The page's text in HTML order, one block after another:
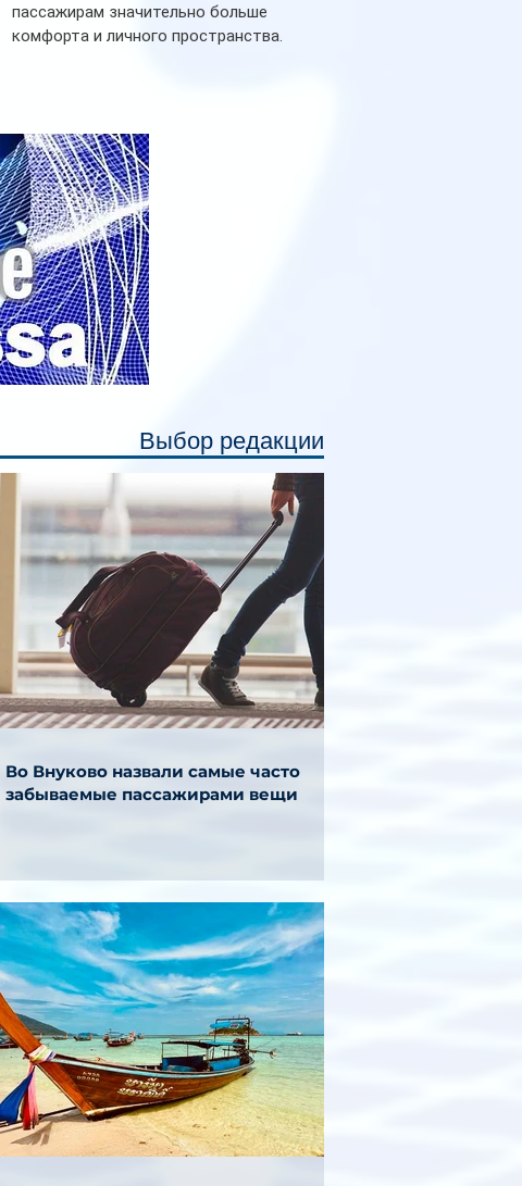
пассажирам значительно больше
комфорта и личного пространства.
индивидуальные шторки у каждого
спального места. Они позволят
пассажирам закрыть свою полку во
время сна или отдыха, создав ощуще
Выбор редакции
Во Внуково назвали самые часто
забываемые пассажирами вещи